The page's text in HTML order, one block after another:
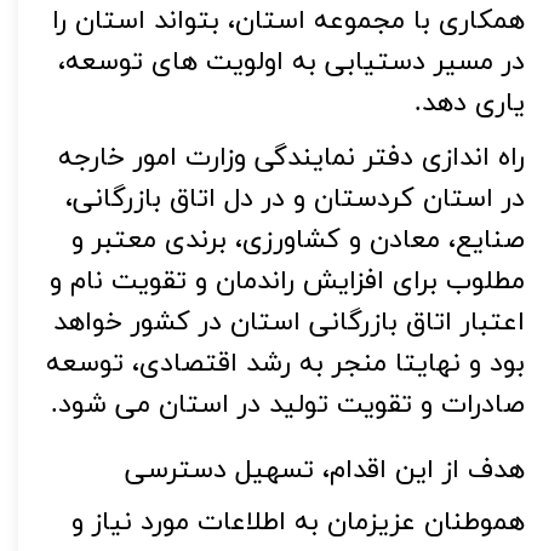
همکاری با‌ مجموعه استان، بتواند استان را
در مسیر دستیابی به اولویت های توسعه،
یاری دهد.
راه اندازی دفتر نمایندگی وزارت امور خارجه
در استان کردستان و در دل اتاق بازرگانی،
صنایع، معادن و کشاورزی، برندی معتبر و
مطلوب برای افزایش راندمان و تقویت نام و
اعتبار اتاق بازرگانی استان در کشور خواهد
بود و نهایتا منجر به رشد اقتصادی، توسعه
صادرات و تقویت تولید در استان می شود.